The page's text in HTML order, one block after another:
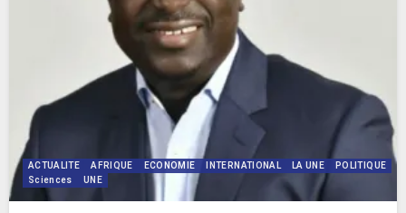
ACTUALITE AFRIQUE ECONOMIE INTERNATIONAL LA UNE
POLITIQUE
Sciences
UNE